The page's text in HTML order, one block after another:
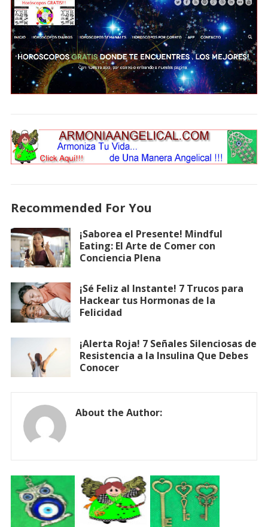
Recommended For You
¡Saborea el Presente! Mindful
Eating: El Arte de Comer con
Conciencia Plena
¡Sé Feliz al Instante! 7 Trucos para
Hackear tus Hormonas de la
Felicidad
¡Alerta Roja! 7 Señales Silenciosas de
Resistencia a la Insulina Que Debes
Conocer
About the Author: